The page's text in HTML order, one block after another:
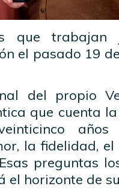
que trabajan
el pasado 19
del propio
que cuenta
la fidelidad,
preguntas
el horizonte de